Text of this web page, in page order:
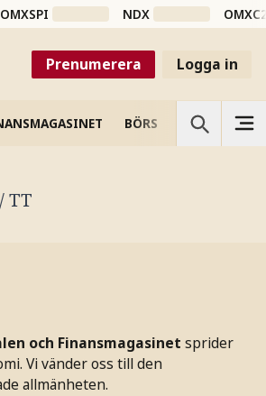
OMXSPI NDX
Prenumerera Logga in
BÖRS VETENSKAP
TT
och Finansmagasinet sprider
Vi vänder oss till den
allmänheten.